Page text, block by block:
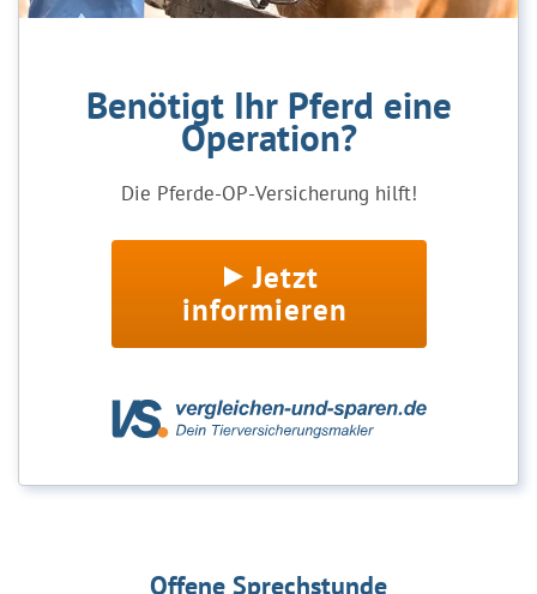
Benötigt Ihr Pferd eine
Operation?
Die Pferde-OP-Versicherung hilft!
Jetzt
informieren
Offene Sprechstunde